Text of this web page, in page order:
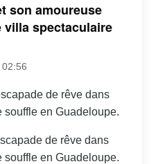
son amoureuse
spectaculaire
de rêve dans
souffle en Guadeloupe.
de rêve dans
souffle en Guadeloupe.